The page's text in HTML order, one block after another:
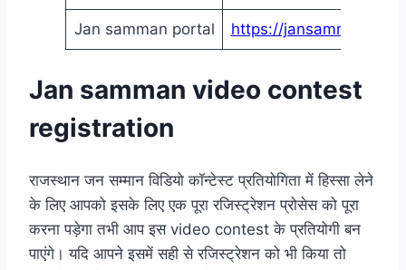
Jan samman portal https://
Jan samman video contest
registration
राजस्थान जन सम्मान विडियो कॉन्टेस्ट प्रतियोगिता में हिस्सा लेने
के लिए आपको इसके लिए एक पूरा रजिस्ट्रेशन प्रोसेस को पूरा
करना पड़ेगा तभी आप इस video contest के प्रतियोगी बन
पाएंगे। यदि आपने इसमें सही से रजिस्ट्रेशन को भी किया तो